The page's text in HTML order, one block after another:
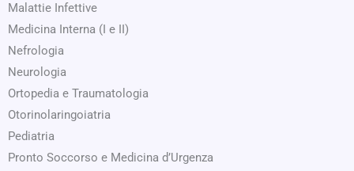
Malattie Infettive
Medicina Interna (I e II)
Nefrologia
Neurologia
Ortopedia e Traumatologia
Otorinolaringoiatria
Pediatria
Pronto Soccorso e Medicina d’Urgenza